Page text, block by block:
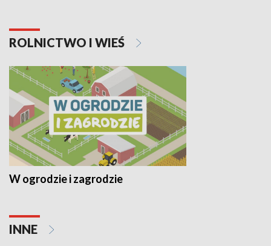
ROLNICTWO I WIEŚ
W ogrodzie i zagrodzie
INNE